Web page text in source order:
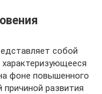
собой
фоне повышенного
причиной развития